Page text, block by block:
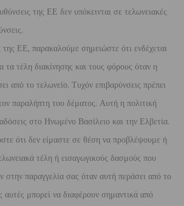
της ΕΕ δεν υπόκεινται σε τελωνειακές
της ΕΕ, παρακαλούμε σημειώστε ότι ενδέχεται
τα τέλη διακίνησης και τους φόρους όταν η
από το τελωνείο. Τυχόν επιβαρύνσεις πρέπει
παραλήπτη του δέματος. Αυτή η πολιτική
στο Ηνωμένο Βασίλειο και την Ελβετία.
ότι δεν είμαστε σε θέση να προβλέψουμε ή
τέλη ή εισαγωγικούς δασμούς που
στην παραγγελία σας όταν αυτή περάσει από το
αυτές μπορεί να διαφέρουν σημαντικά από